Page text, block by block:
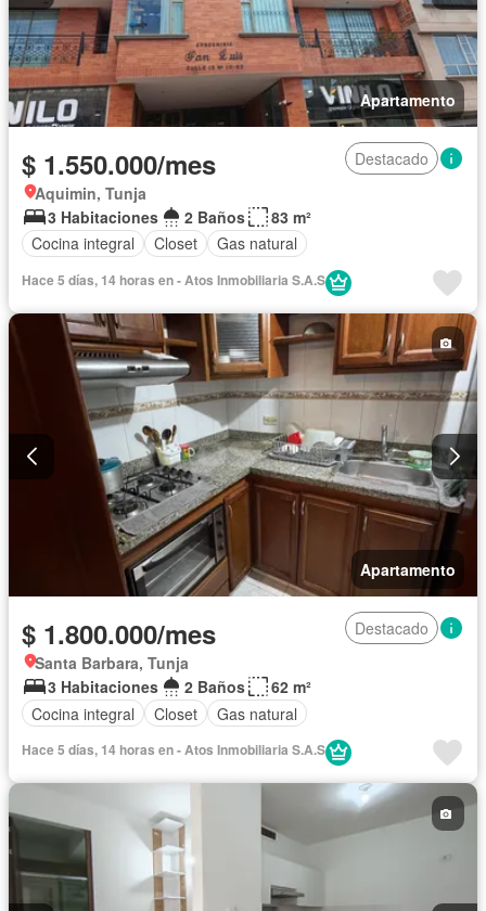
Apartamento
$ 1.550.000/mes
Destacado
Aquimin, Tunja
3 Habitaciones
2 Baños
83 m²
Cocina integral
Closet Gas natural
Hace 5 días, 14 horas en - Atos Inmobiliaria S.A.S
Apartamento
$ 1.800.000/mes
Destacado
Santa Barbara, Tunja
3 Habitaciones
2 Baños
62 m²
Cocina integral
Closet Gas natural
Hace 5 días, 14 horas en - Atos Inmobiliaria S.A.S